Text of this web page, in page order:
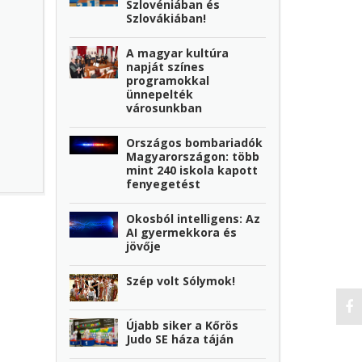
Szlovéniában és
Szlovákiában!
A magyar kultúra
napját színes
programokkal
ünnepelték
városunkban
Országos bombariadók
Magyarországon: több
mint 240 iskola kapott
fenyegetést
Okosból intelligens: Az
AI gyermekkora és
jövője
Szép volt Sólymok!
Újabb siker a Kőrös
Judo SE háza táján